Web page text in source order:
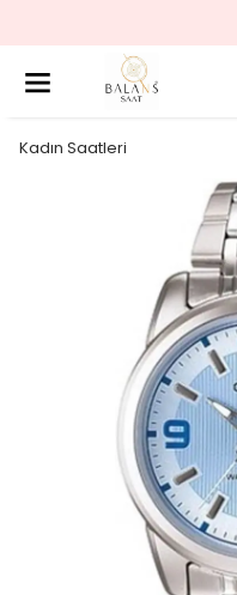
Kadın Saatleri